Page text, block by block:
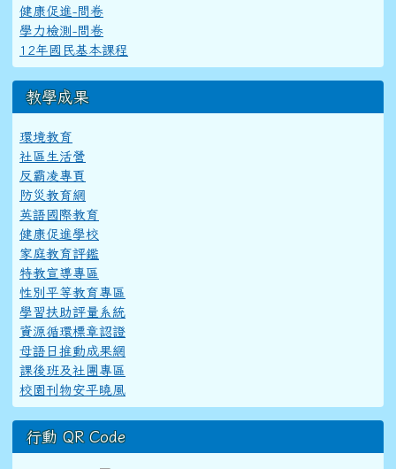
健康促進-問卷
學力檢測-問卷
12年國民基本課程
教學成果
環境教育
社區生活營
反霸凌專頁
防災教育網
英語國際教育
健康促進學校
家庭教育評鑑
特教宣導專區
性別平等教育專區
學習扶助評量系統
資源循環標章認證
母語日推動成果網
課後班及社團專區
校園刊物安平曉風
行動 QR Code